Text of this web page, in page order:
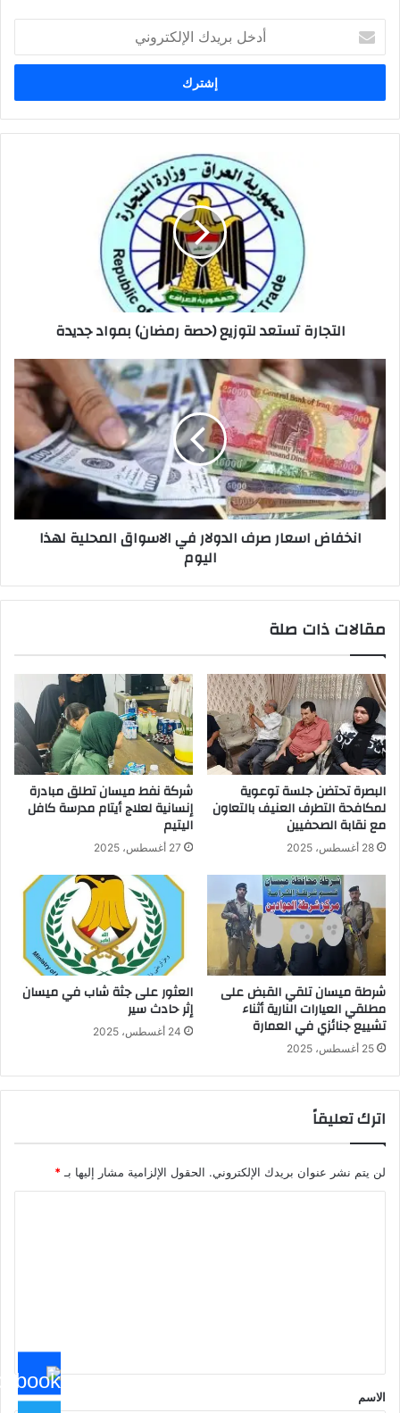
بريدك
الإلكتروني
التجارة تستعد لتوزيع (حصة رمضان) بمواد جديدة
انخفاض
صرف
الدولار
في
الاسواق
المحلية
لهذا
اليوم
انخفاض اسعار صرف الدولار في الاسواق المحلية لهذا
اليوم
مقالات ذات صلة
البصرة تحتضن جلسة توعوية
لمكافحة التطرف العنيف بالتعاون
مع نقابة الصحفيين
28 أغسطس، 2025
شركة نفط ميسان تطلق مبادرة
إنسانية لعلاج أيتام مدرسة كافل
اليتيم
27 أغسطس، 2025
شرطة ميسان تلقي القبض على
مطلقي العيارات النارية أثناء
تشييع جنائزي في العمارة
25 أغسطس، 2025
العثور على جثة شاب في ميسان
إثر حادث سير
24 أغسطس، 2025
اترك تعليقاً
لن يتم نشر عنوان بريدك الإلكتروني. الحقول الإلزامية مشار إليها بـ *
*
الاسم